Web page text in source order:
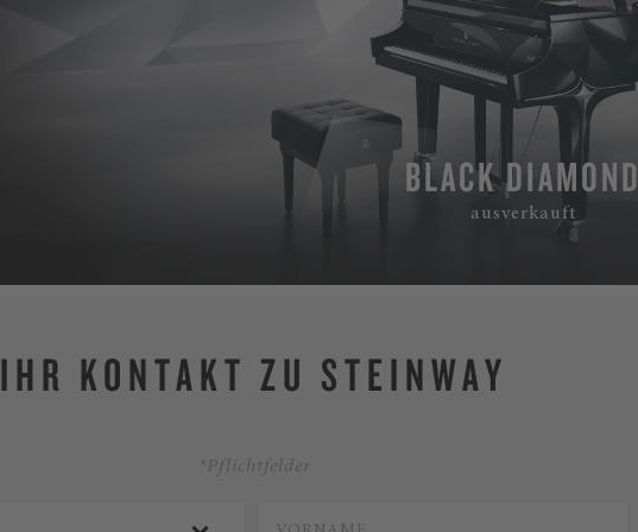
BLACK DIAMOND
ausverkauft
IHR KONTAKT ZU STEINWAY
*Pflichtfelder